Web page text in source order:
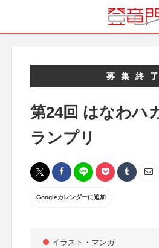
募集終了
第24回 はなわハ
ランプリ
Googleカレンダーに追加
イラスト・マンガ